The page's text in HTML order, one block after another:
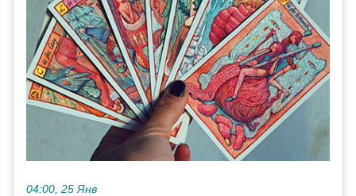
04:00, 25 Янв